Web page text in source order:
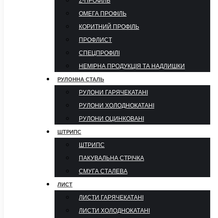
ОМЕГА ПРОФІЛЬ
КОРИТНИЙ ПРОФІЛЬ
ПРОФЛИСТ
СПЕЦПРОФІЛІ
НЕМІРНА ПРОДУКЦІЯ ТА НАДЛИШКИ
РУЛОННА СТАЛЬ
РУЛОНИ ГАРЯЧЕКАТАНІ
РУЛОНИ ХОЛОДНОКАТАНІ
РУЛОНИ ОЦИНКОВАНІ
ШТРИПС
ШТРИПС
ПАКУВАЛЬНА СТРІЧКА
СМУГА СТАЛЕВА
ЛИСТ
ЛИСТИ ГАРЯЧЕКАТАНІ
ЛИСТИ ХОЛОДНОКАТАНІ